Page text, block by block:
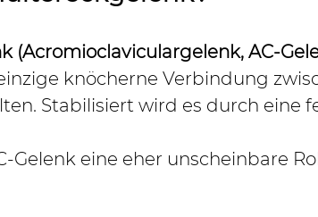
(Acromioclaviculargelenk, AC-
knöcherne Verbindung
Stabilisiert wird es durch eine
Gelenk eine eher unscheinbare